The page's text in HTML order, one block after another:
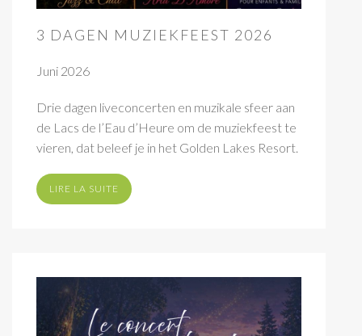
3 DAGEN MUZIEKFEEST 2026
Juni 2026
Drie dagen liveconcerten en muzikale sfeer aan
de Lacs de l’Eau d’Heure om de muziekfeest te
vieren, dat beleef je in het Golden Lakes Resort.
LIRE LA SUITE